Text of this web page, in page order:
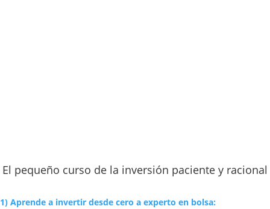
El pequeño curso de la inversión paciente y racional
1) Aprende a invertir desde cero a experto en bolsa: